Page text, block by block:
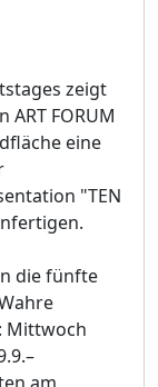
zeigt
FORUM
eine
"TEN
die fünfte
Mittwoch